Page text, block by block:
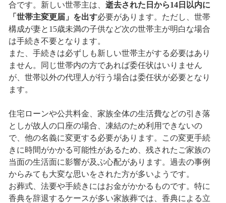
合です。新しい世帯主は、 逝去された日から14日以内に
「世帯主変更届」を出す必要があります。ただし、世帯
構成が妻と15歳未満の子供など次の世帯主が明白な場合
は手続き不要となります。
また、手続きは必ずしも新しい世帯主がする必要はあり
ません。同じ世帯内の方であれば委任状はいりません
が、世帯以外の代理人が行う場合は委任状が必要となり
ます。
住宅ローンや公共料金、家族全体の生活費などの引き落
としが故人の口座の場合、凍結のため利用できないの
で、他の名義に変更する必要があります。この変更手続
きに時間がかかる可能性があるため、残されたご家族の
当面の生活面に影響が及ぶ心配があります。過去の事例
からみても大変な思いをされた方が多いようです。
お葬式、法要や手続きにはお金がかかるものです。特に
香典を辞退するケースが多い家族葬では、香典による立